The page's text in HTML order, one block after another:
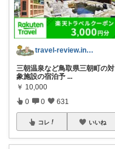
travel-review.info✈️
三朝温泉など鳥取県三朝町の対
象施設の宿泊予 ...
￥ 10,000
0 0 631
コレ いいね